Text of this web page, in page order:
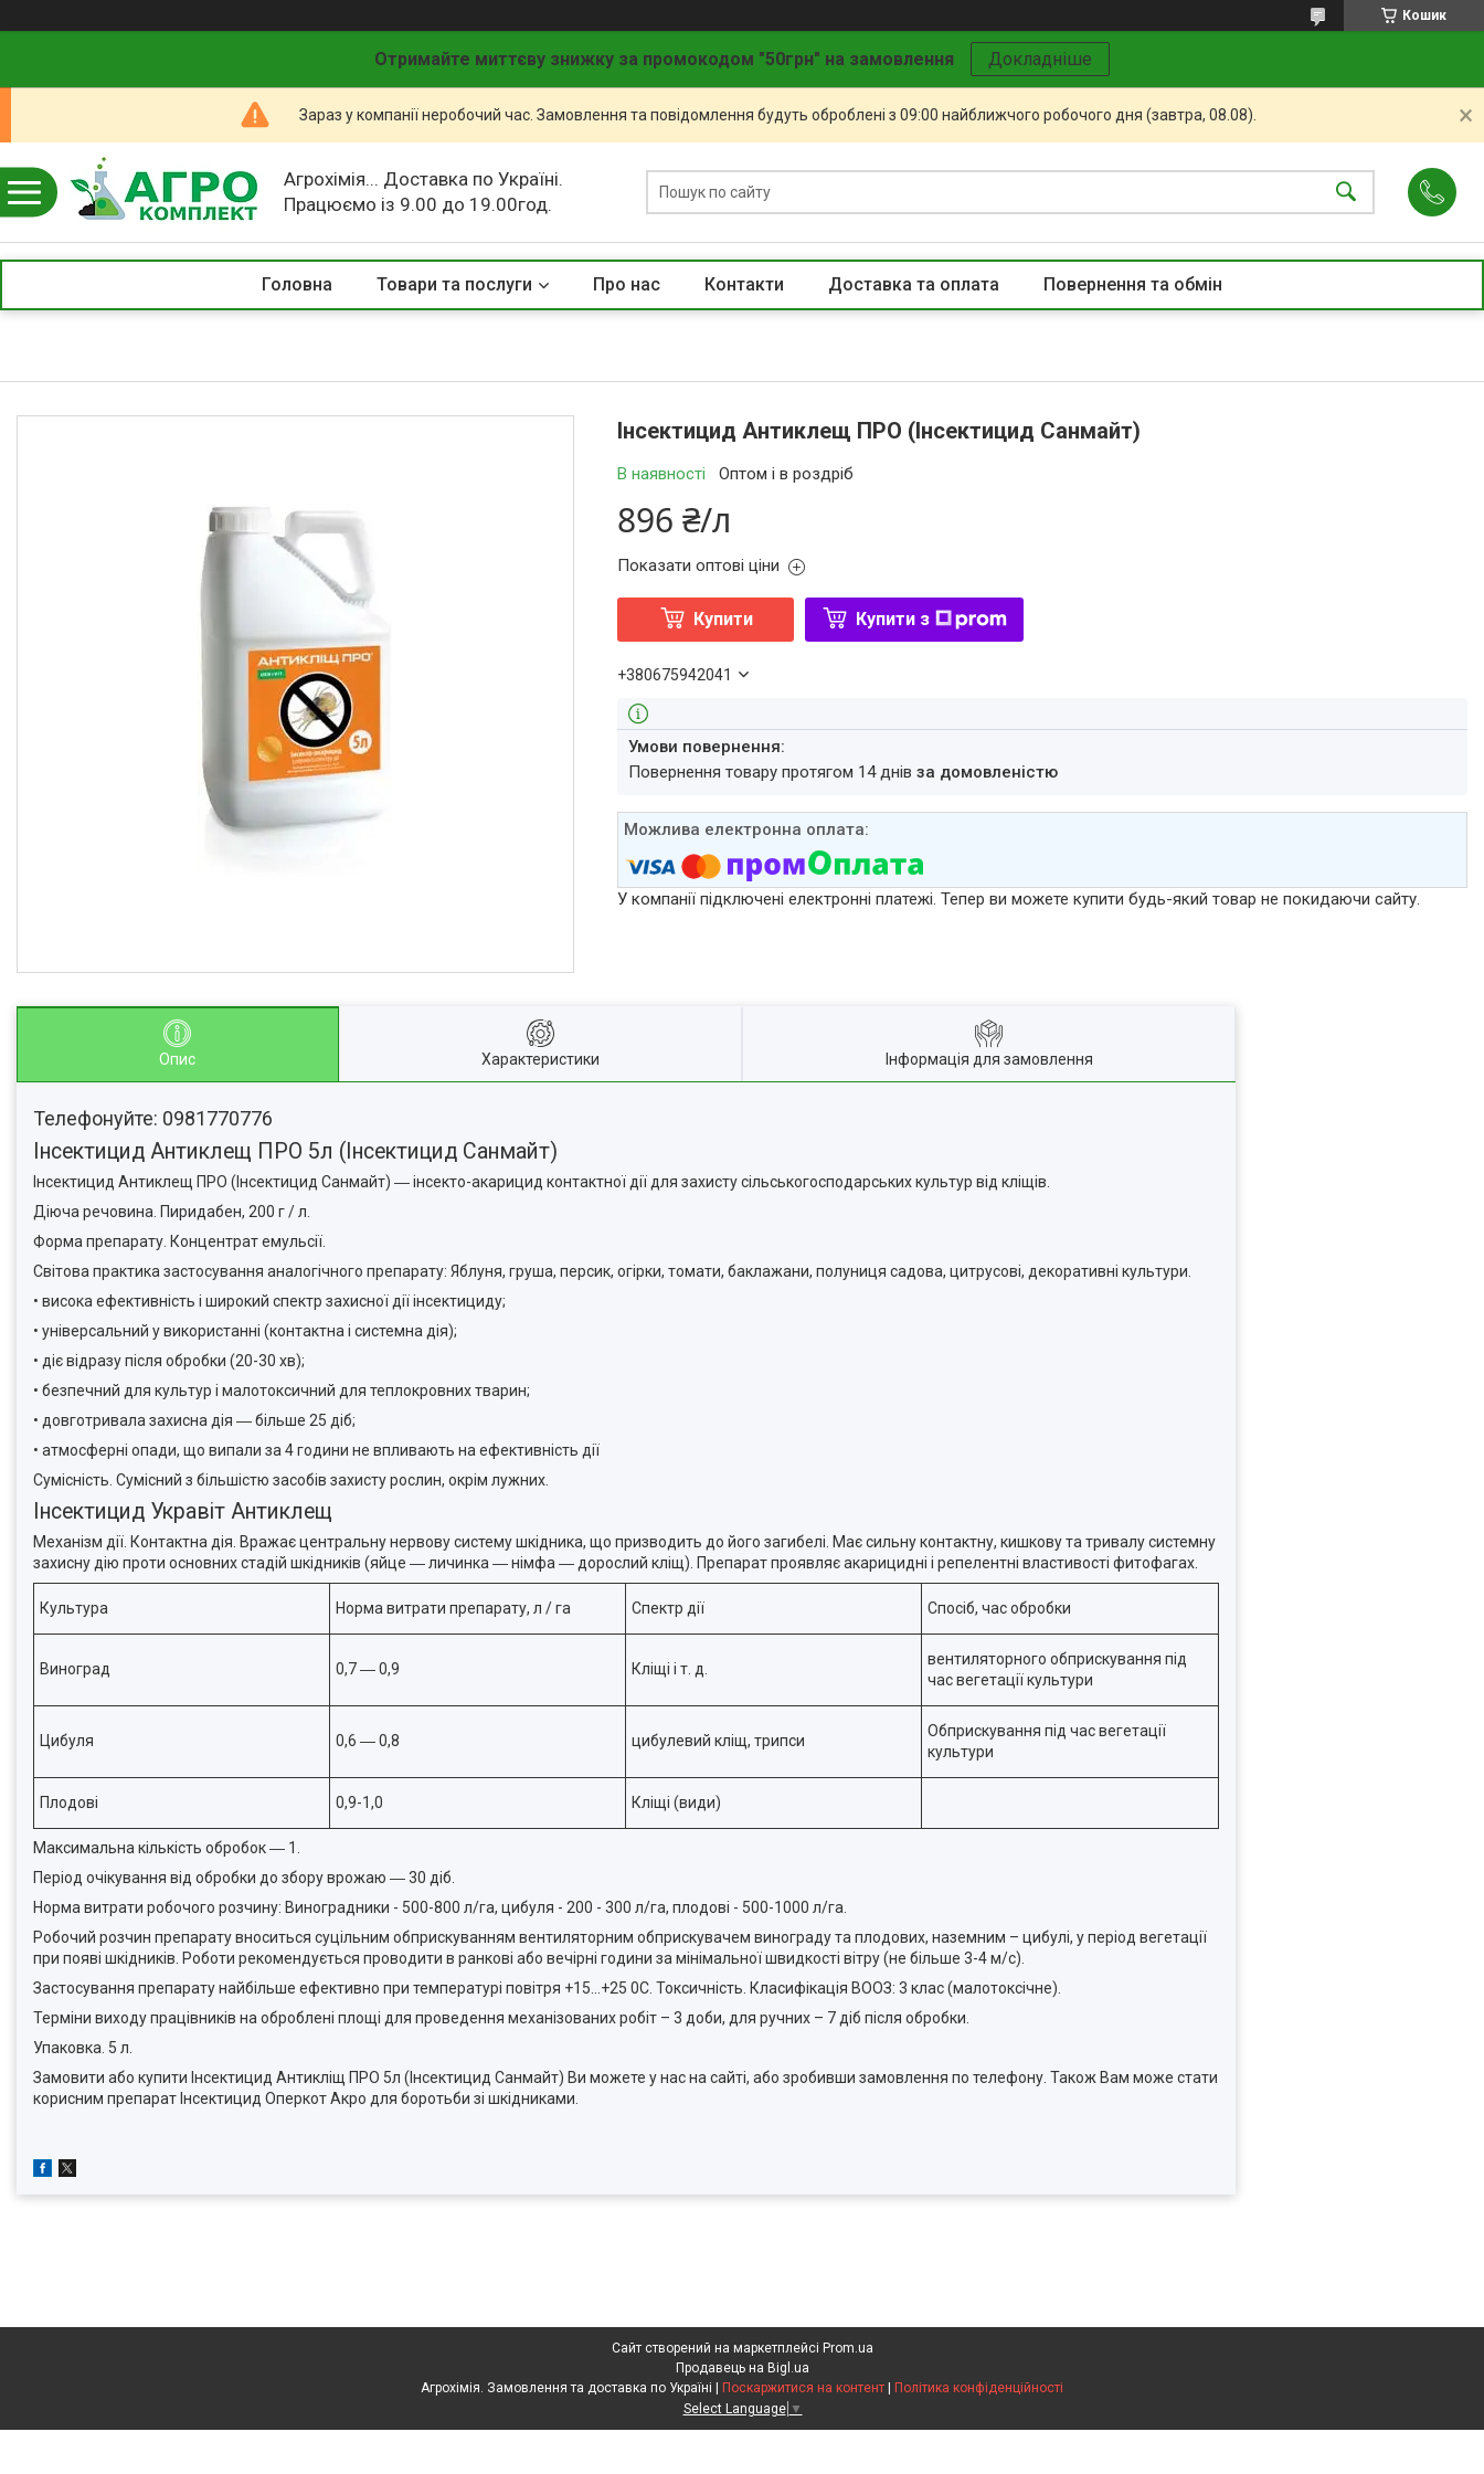
Кошик
Отримайте миттєву знижку за промокодом "50грн" на замовлення Докладніше
Зараз у компанії неробочий час. Замовлення та повідомлення будуть оброблені з 09:00 найближчого робочого дня (завтра, 08.08).
Агрохімія... Доставка по Україні.
Працюємо із 9.00 до 19.00год.
Головна Товари та послуги Про нас Контакти Доставка та оплата Повернення та обмін
Інсектицид Антиклещ ПРО (Інсектицид Санмайт)
В наявності Оптом і в роздріб
896 ₴/л
Показати оптові ціни
Купити Купити з
+380675942041
повернення товару протягом 14 днівза домовленістю
У компанії підключені електронні платежі. Тепер ви можете купити будь-який товар не покидаючи сайту.
Опис Характеристики Інформація для замовлення
Телефонуйте: 0981770776
Інсектицид Антиклещ ПРО 5л (Інсектицид Санмайт)
Інсектицид Антиклещ ПРО (Інсектицид Санмайт) ― інсекто-акарицид контактної дії для захисту сільськогосподарських культур від кліщів.
Діюча речовина. Пиридабен, 200 г / л.
Форма препарату. Концентрат емульсії.
Світова практика застосування аналогічного препарату: Яблуня, груша, персик, огірки, томати, баклажани, полуниця садова, цитрусові, декоративні культури.
• висока ефективність і широкий спектр захисної дії інсектициду;
• універсальний у використанні (контактна і системна дія);
• діє відразу після обробки (20-30 хв);
• безпечний для культур і малотоксичний для теплокровних тварин;
• довготривала захисна дія ― більше 25 діб;
• атмосферні опади, що випали за 4 години не впливають на ефективність дії
Сумісність. Сумісний з більшістю засобів захисту рослин, окрім лужних.
Інсектицид Укравіт Антиклещ
Механізм дії. Контактна дія. Вражає центральну нервову систему шкідника, що призводить до його загибелі. Має сильну контактну, кишкову та тривалу системну
захисну дію проти основних стадій шкідників (яйце ― личинка ― німфа ― дорослий кліщ). Препарат проявляє акарицидні і репелентні властивості фитофагах.
Культура Норма витрати препарату, л / га Спектр дії Спосіб, час обробки
Виноград 0,7 ― 0,9 Кліщі і т. д.
вентиляторного обприскування під
час вегетації культури
Цибуля 0,6 ― 0,8 цибулевий кліщ, трипси
Обприскування під час вегетації
культури
Плодові 0,9-1,0 Кліщі (види)
Максимальна кількість обробок ― 1.
Період очікування від обробки до збору врожаю ― 30 діб.
Норма витрати робочого розчину: Виноградники - 500-800 л/га, цибуля - 200 - 300 л/га, плодові - 500-1000 л/га.
Робочий розчин препарату вноситься суцільним обприскуванням вентиляторним обприскувачем винограду та плодових, наземним – цибулі, у період вегетації
при появі шкідників. Роботи рекомендується проводити в ранкові або вечірні години за мінімальної швидкості вітру (не більше 3-4 м/с).
Застосування препарату найбільше ефективно при температурі повітря +15...+25 0С. Токсичність. Класифікація ВООЗ: 3 клас (малотоксічне).
Терміни виходу працівників на оброблені площі для проведення механізованих робіт – 3 доби, для ручних – 7 діб після обробки.
Упаковка. 5 л.
Замовити або купити Інсектицид Антикліщ ПРО 5л (Інсектицид Санмайт) Ви можете у нас на сайті, або зробивши замовлення по телефону. Також Вам може стати
корисним препарат Інсектицид Оперкот Акро для боротьби зі шкідниками.
Сайт створений на маркетплейсі Prom.ua
Продавець на Bigl.ua
Поскаржитися на контент
Політика конфіденційності
Select Language ▼